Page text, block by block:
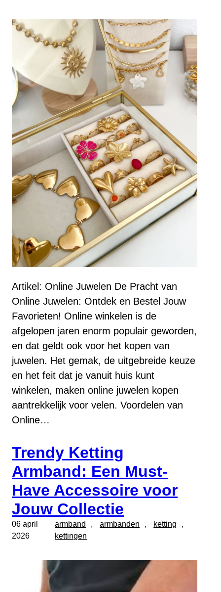
Artikel: Online Juwelen De Pracht van
Online Juwelen: Ontdek en Bestel Jouw
Favorieten! Online winkelen is de
afgelopen jaren enorm populair geworden,
en dat geldt ook voor het kopen van
juwelen. Het gemak, de uitgebreide keuze
en het feit dat je vanuit huis kunt
winkelen, maken online juwelen kopen
aantrekkelijk voor velen. Voordelen van
Online…
Trendy Ketting
Armband: Een Must-
Have Accessoire voor
Jouw Collectie
06 april
2026
armband , armbanden , ketting
kettingen